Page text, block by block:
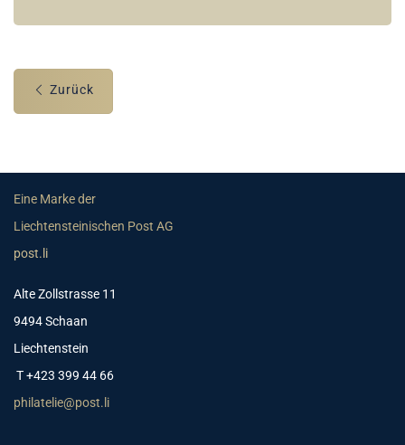
Zurück
Eine Marke der
Liechtensteinischen Post AG
post.li
Alte Zollstrasse 11
9494 Schaan
Liechtenstein
T +423 399 44 66
philatelie@post.li